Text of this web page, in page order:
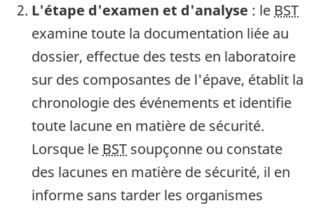
L'étape d'examen et d'analyse : le BST
examine toute la documentation liée au
dossier, effectue des tests en laboratoire
sur des composantes de l'épave, établit la
chronologie des événements et identifie
toute lacune en matière de sécurité.
Lorsque le BST soupçonne ou constate
des lacunes en matière de sécurité, il en
informe sans tarder les organismes